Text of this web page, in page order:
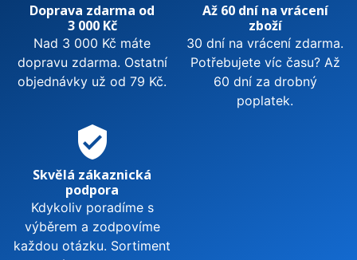
Doprava zdarma od
3 000 Kč
Nad 3 000 Kč máte
dopravu zdarma. Ostatní
objednávky už od 79 Kč.
Až 60 dní na vrácení
zboží
30 dní na vrácení zdarma.
Potřebujete víc času? Až
60 dní za drobný
poplatek.
verified_user
Skvělá zákaznická
podpora
Kdykoliv poradíme s
výběrem a zodpovíme
každou otázku. Sortiment